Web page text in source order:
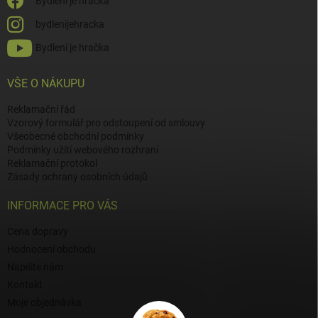
bydlenijehracka
Bydlení je hračka
VŠE O NÁKUPU
Reklamační řád
Vzorový formulář pro odstoupení od smlouvy
Všeobecné obchodní podmínky
Podmínky užití webového rozhraní
Reklamační protokol
Zásady ochrany osobních údajů
INFORMACE PRO VÁS